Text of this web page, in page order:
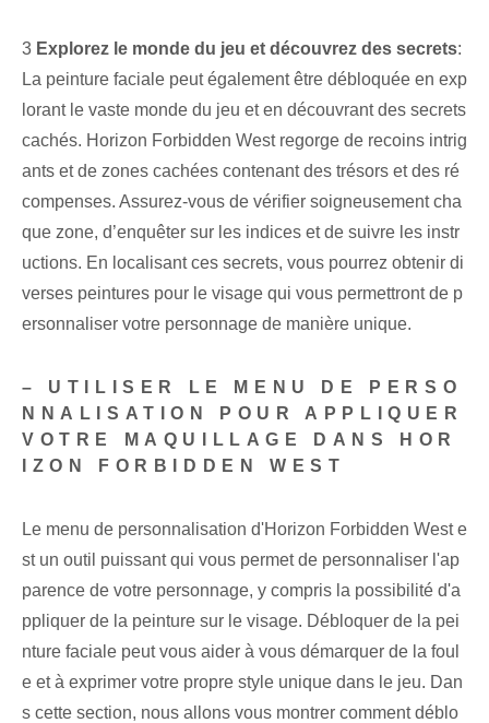
3 Explorez le monde du jeu et découvrez des secrets:
La peinture faciale peut également être débloquée en exp
lorant le vaste monde du jeu et en découvrant des secrets
cachés. Horizon Forbidden West regorge de recoins intrig
ants et de zones cachées contenant des trésors et des ré
compenses. Assurez-vous de vérifier soigneusement cha
que zone, d’enquêter sur les indices et de suivre les instr
uctions. En localisant ces secrets, vous pourrez obtenir di
verses peintures pour le visage qui vous permettront de p
ersonnaliser votre personnage de manière unique.
– UTILISER LE MENU DE PERSO
NNALISATION POUR APPLIQUER
VOTRE MAQUILLAGE DANS HOR
IZON ‌FORBIDDEN WEST
Le menu de personnalisation d'Horizon Forbidden West e
st un outil puissant qui vous permet de personnaliser l'ap
parence de votre personnage, y compris la possibilité d'a
ppliquer de la peinture sur le visage. Débloquer de la pei
nture faciale peut vous aider à vous démarquer de la foul
e et à exprimer votre propre style unique dans le jeu. Dan
s cette section, nous allons vous montrer comment déblo